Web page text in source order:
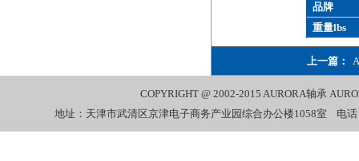
品牌
重量lbs
上一篇：
COPYRIGHT @ 2002-2015AURORA轴承
地址：天津市武清区京津电子商务产业园综合办公楼1058室 电